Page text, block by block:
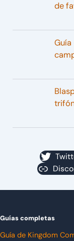
de
Guías completas
Guía de Kingdom